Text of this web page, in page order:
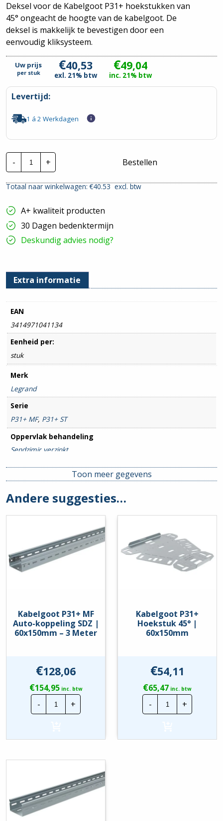
Deksel voor de Kabelgoot P31+ hoekstukken van
45° ongeacht de hoogte van de kabelgoot. De
deksel is makkelijk te bevestigen door een
eenvoudig kliksysteem.
Uw prijs
per stuk €40,53
exl. 21% btw
€49,04
inc. 21% btw
Levertijd:
1 á 2 Werkdagen
-
Kabelgoot
P31+
Hoekstuk
deksel
150mm
-
Klikbaar
hoeveelheid
+ Bestellen
Totaal naar winkelwagen: €40.53excl. btw
A+ kwaliteit producten
30 Dagen bedenktermijn
Deskundig advies nodig?
Extra informatie
EAN
3414971041134
Eenheid per:
stuk
Merk
Legrand
Serie
P31+ MF, P31+ ST
Oppervlak behandeling
Sendzimir verzinkt
Breedte goot
150mm
Hoogte goot
Hoekstuk
Toon meer gegevens
Andere suggesties…
Kabelgoot P31+ MF
Auto-koppeling SDZ |
60x150mm – 3 Meter
€128,06
€154,95inc. btw
-
Kabelgoot
P31+
MF
SDZ
-
Meter
hoeveelheid
+
Kabelgoot P31+
Hoekstuk 45° |
60x150mm
€54,11
€65,47 inc. btw
-
Kabelgoot
P31+
Hoekstuk
60x150mm
+